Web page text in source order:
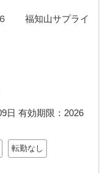
６ 福知山サプライ
日 有効期限： 2026
転勤なし